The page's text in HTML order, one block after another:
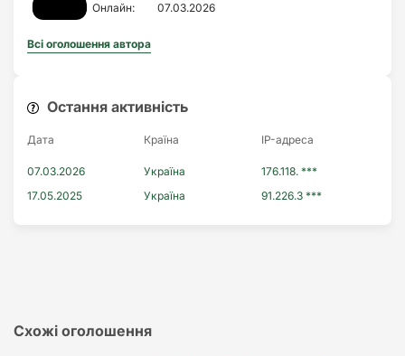
Онлайн:
07.03.2026
Всі оголошення автора
Остання активність
Дата Країна IP-адреса
07.03.2026 Україна
176.118. ***
17.05.2025
Україна 91.226.3 ***
Схожі оголошення